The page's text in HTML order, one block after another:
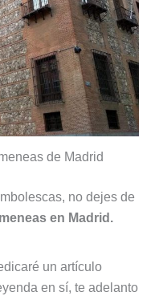
de Madrid
no dejes de
en Madrid.
un artículo
en sí, te adelanto